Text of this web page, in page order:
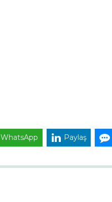
WhatsApp Paylaş